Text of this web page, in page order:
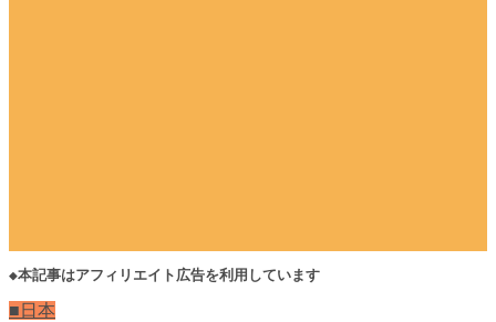
◆本記事はアフィリエイト広告を利用しています
■日本